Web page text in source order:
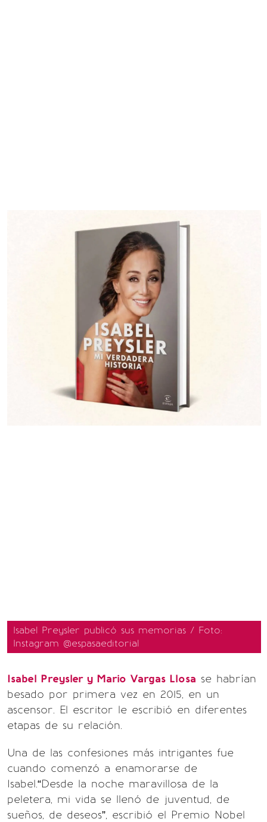
Isabel Preysler publicó sus memorias / Foto:
Instagram @espasaeditorial
Isabel Preysler y Mario Vargas Llosa se habrían
besado por primera vez en 2015, en un
ascensor. El escritor le escribió en diferentes
etapas de su relación.
Una de las confesiones más intrigantes fue
cuando comenzó a enamorarse de
Isabel.“Desde la noche maravillosa de la
peletera, mi vida se llenó de juventud, de
sueños, de deseos”, escribió el Premio Nobel